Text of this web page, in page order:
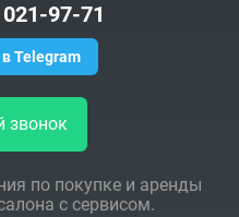
97-71
Telegram
звонок
по покупке и аренды
с сервисом.